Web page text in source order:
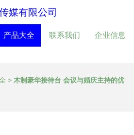
媒有限公司
产品大全 联系我们 企业信息
> 木制豪华接待台 会议与婚庆主持的优